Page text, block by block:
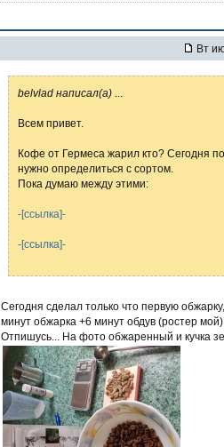
Вт
belvlad написал(а)
Всем привет.
Кофе от Гермеса жарил кто? Сегодня
нужно определиться с сортом.
Пока думаю между этими:
-[ссылка]-
-[ссылка]-
Сегодня сделал только что первую
минут обжарка +6 минут обдув (ростер
Отпишусь... На фото обжаренный и кучка